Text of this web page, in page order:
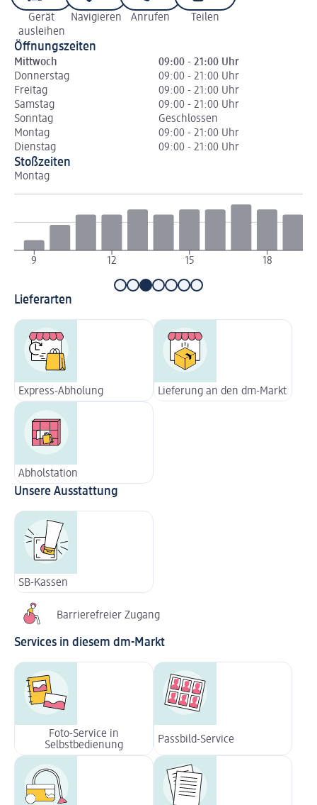
Gerät
ausleihen
Navigieren Anrufen Teilen
Öffnungszeiten
Mittwoch
09:00 - 21:00 Uhr
Donnerstag
09:00 - 21:00 Uhr
Freitag
09:00 - 21:00 Uhr
Samstag
09:00 - 21:00 Uhr
Sonntag
Geschlossen
Montag
09:00 - 21:00 Uhr
Dienstag
09:00 - 21:00 Uhr
Stoßzeiten
Montag
9 12 15 18
Lieferarten
Express-Abholung Lieferung an den dm-Markt
Abholstation
Unsere Ausstattung
SB-Kassen
Barrierefreier Zugang
Services in diesem dm-Markt
Foto-Service in
Selbstbedienung
Passbild-Service